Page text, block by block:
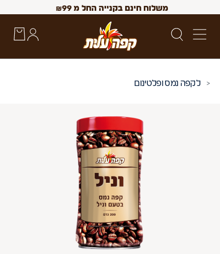
משלוח חינם בקנייה החל מ ₪99
Up and Down arrow keys to navigate search results.
קפה נמס ופלטינום